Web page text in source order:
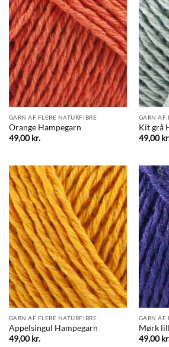
GARN AF FLERE NATURFIBRE
Orange Hampegarn
49,00kr.
GARN AF
Kit grå
49,00
GARN AF FLERE NATURFIBRE
Appelsingul Hampegarn
49,00kr.
GARN AF
Mørk
49,00